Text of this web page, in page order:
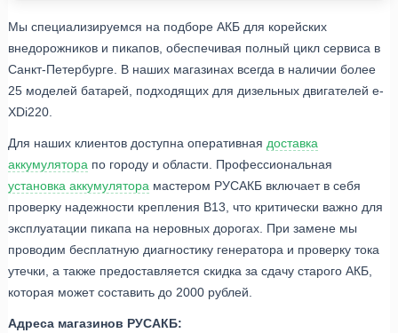
Мы специализируемся на подборе АКБ для корейских
внедорожников и пикапов, обеспечивая полный цикл сервиса в
Санкт-Петербурге. В наших магазинах всегда в наличии более
25 моделей батарей, подходящих для дизельных двигателей e-
XDi220.
Для наших клиентов доступна оперативная доставка
аккумулятора по городу и области. Профессиональная
установка аккумулятора мастером РУСАКБ включает в себя
проверку надежности крепления B13, что критически важно для
эксплуатации пикапа на неровных дорогах. При замене мы
проводим бесплатную диагностику генератора и проверку тока
утечки, а также предоставляется скидка за сдачу старого АКБ,
которая может составить до 2000 рублей.
Адреса магазинов РУСАКБ: